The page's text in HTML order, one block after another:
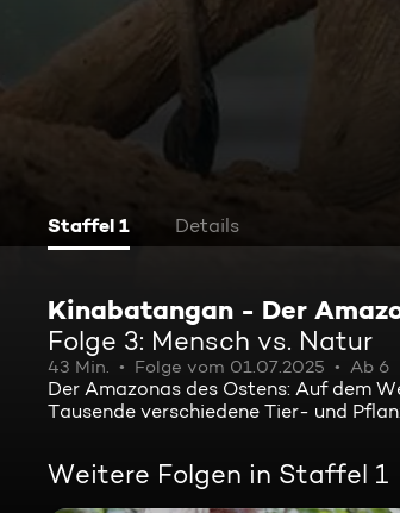
Staffel 1 Details
Kinabatangan - Der
Folge 3: Mensch vs. Natur
43 Min. Folge vom 01.07.2025 Ab 6
Der Amazonas des Ostens: Auf dem
Tausende verschiedene Tier- und
Weitere Folgen in Staffel 1